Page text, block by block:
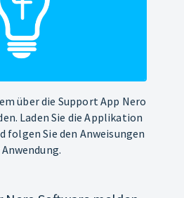
über die Support App Nero
Laden Sie die Applikation
folgen Sie den Anweisungen